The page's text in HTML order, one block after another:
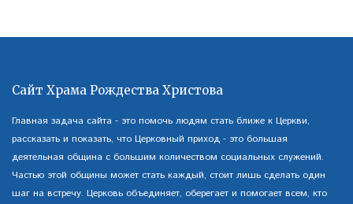
Сайт Храма Рождества Христова
Главная задача сайта - это помочь людям стать ближе к Церкви,
рассказать и показать, что Церковный приход - это большая
деятельная община с большим количеством социальных служений.
Частью этой общины может стать каждый, стоит лишь сделать один
шаг на встречу. Церковь объединяет, оберегает и помогает всем, кто